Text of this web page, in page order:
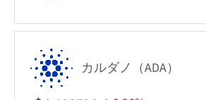
カルダノ（ADA）